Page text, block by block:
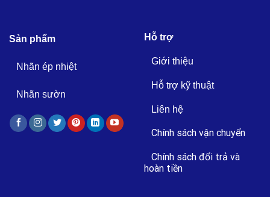
Sản phẩm
Nhãn ép nhiệt
Nhãn sườn
Hỗ trợ
Giới thiệu
Hỗ trợ kỹ thuật
Liên hệ
Chính sách vận chuyển
Chính sách đổi trả và
hoàn tiền